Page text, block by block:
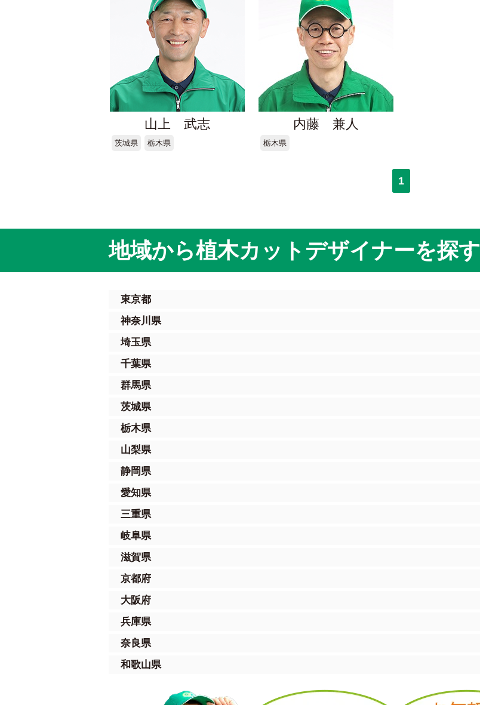
山上 武志
茨城県 栃木県
内藤 兼人
栃木県
1
地域から植木カットデザイナーを探す
東京都
神奈川県
埼玉県
千葉県
群馬県
茨城県
栃木県
山梨県
静岡県
愛知県
三重県
岐阜県
滋賀県
京都府
大阪府
兵庫県
奈良県
和歌山県